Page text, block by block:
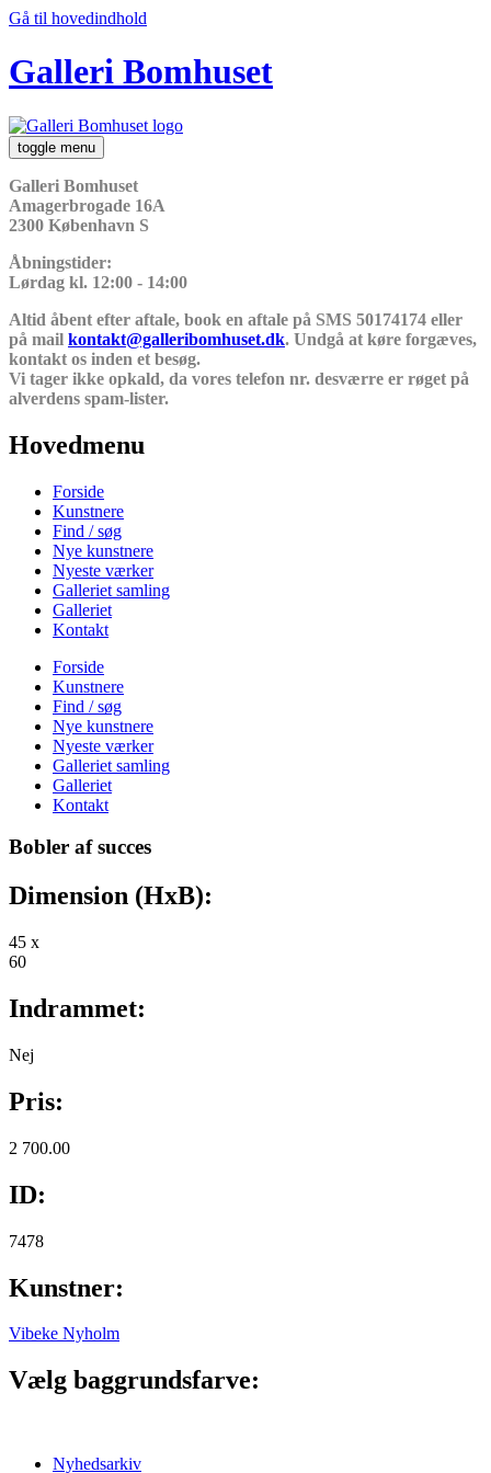
Gå til hovedindhold
Galleri Bomhuset
toggle menu
Galleri Bomhuset
Amagerbrogade 16A
2300 København S
Åbningstider:
Lørdag kl. 12:00 - 14:00
Altid åbent efter aftale, book en aftale på SMS 50174174 eller
på mail kontakt@galleribomhuset.dk. Undgå at køre forgæves,
kontakt os inden et besøg.
Vi tager ikke opkald, da vores telefon nr. desværre er røget på
alverdens spam-lister.
Hovedmenu
Forside
Kunstnere
Find / søg
Nye kunstnere
Nyeste værker
Galleriet samling
Galleriet
Kontakt
Forside
Kunstnere
Find / søg
Nye kunstnere
Nyeste værker
Galleriet samling
Galleriet
Kontakt
Bobler af succes
Dimension (HxB):
45 x
60
Indrammet:
Nej
Pris:
2 700.00
ID:
7478
Kunstner:
Vibeke Nyholm
Vælg baggrundsfarve:
Nyhedsarkiv